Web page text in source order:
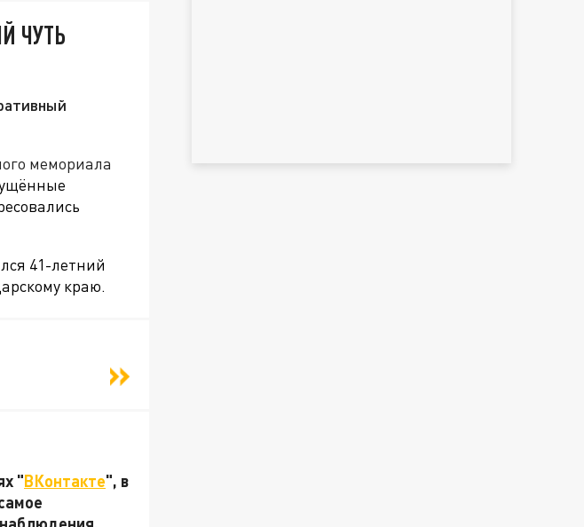
ЧУТЬ
мемориала
41-летний
краю.
"ВКонтакте", в